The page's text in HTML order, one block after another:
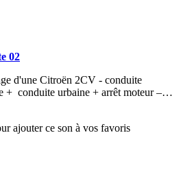
02
d'une Citroën 2CV - conduite
+ conduite urbaine + arrêt moteur –…